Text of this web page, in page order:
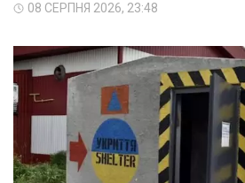
08 СЕРПНЯ 2026, 23:48